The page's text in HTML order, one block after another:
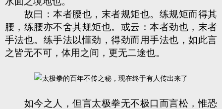
故曰：本者腰也，末者规矩也。练规矩而得其
腰，练腰亦不舍其规矩也。或云：本者劲也，末者
手法也。练手法以懂劲，得劲而用手法也，如此言
之皆无不可，体用之间，更无二途也。
如今之人，但言太极拳无不极口而言松，惟恐